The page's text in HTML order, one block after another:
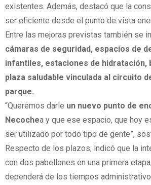
existentes. Además, destacó que la
ser eficiente desde el punto de vista
Entre las mejoras previstas también se
cámaras de seguridad, espacios de
infantiles, estaciones de hidratación,
plaza saludable vinculada al circuito
parque.
“Queremos darle un nuevo punto de
Necochea y que ese espacio, que hoy
ser utilizado por todo tipo de gente”,
Respecto de los plazos, indicó que la
con dos pabellones en una primera
dependerá de los tiempos